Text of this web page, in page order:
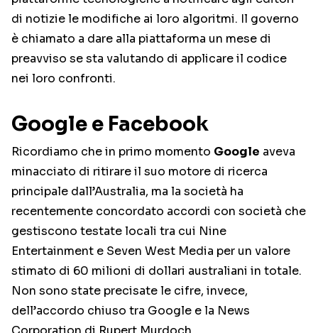
di notizie le modifiche ai loro algoritmi. Il governo
è chiamato a dare alla piattaforma un mese di
preavviso se sta valutando di applicare il codice
nei loro confronti.
Google e Facebook
Ricordiamo che in primo momento Google aveva
minacciato di ritirare il suo motore di ricerca
principale dall’Australia, ma la società ha
recentemente concordato accordi con società che
gestiscono testate locali tra cui Nine
Entertainment e Seven West Media per un valore
stimato di 60 milioni di dollari australiani in totale.
Non sono state precisate le cifre, invece,
dell’accordo chiuso tra Google e la News